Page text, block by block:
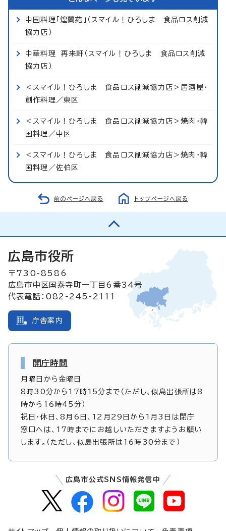
中国料理「煌蘭苑」（スマイル！ひろしま 食品ロス削減
協力店）
中華料理 再来軒（スマイル！ひろしま 食品ロス削減
協力店）
＜スマイル！ひろしま 食品ロス削減協力店＞居酒屋・
創作料理／東区
＜スマイル！ひろしま 食品ロス削減協力店＞焼肉・韓
国料理／中区
＜スマイル！ひろしま 食品ロス削減協力店＞焼肉・韓
国料理／佐伯区
前のページへ戻る トップページへ戻る
広島市役所
〒730-8586
広島市中区国泰寺町一丁目6番34号
代表電話：082-245-2111
庁舎案内
開庁時間
月曜日から金曜日
8時30分から17時15分まで（ただし、似島出張所は8
時から16時45分）
祝日・休日、8月6日、12月29日から1月3日は閉庁
窓口へは、17時までにお越しいただきますようお願い
します。（ただし、似島出張所は16時30分まで）
広島市公式SNS情報発信中